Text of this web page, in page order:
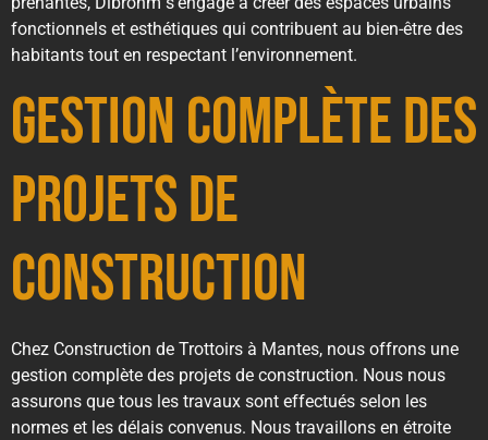
fonctionnels et esthétiques qui contribuent au bien-être des
habitants tout en respectant l’environnement.
Gestion Complète des
Projets de
Construction
Chez Construction de Trottoirs à Mantes, nous offrons une
gestion complète des projets de construction. Nous nous
assurons que tous les travaux sont effectués selon les
normes et les délais convenus. Nous travaillons en étroite